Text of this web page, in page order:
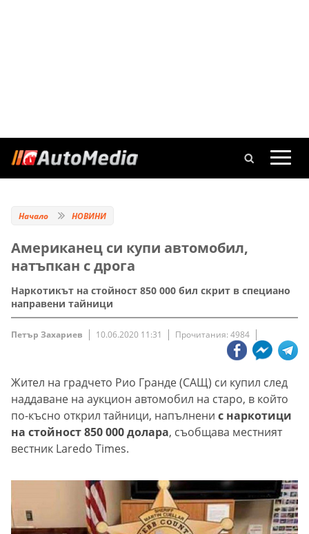
Начало НОВИНИ
Американец си купи автомобил,
натъпкан с дрога
Наркотикът на стойност 850 000 бил скрит в специано
направени тайници
Петър Захариев 10.06.2020 11:31 Прочитания: 4984
Жител на градчето Рио Гранде (САЩ) си купил след
наддаване на аукцион автомобил на старо, в който
по-късно открил тайници, напълнени с наркотици
на стойност 850 000 долара, съобщава местният
вестник Laredo Times.